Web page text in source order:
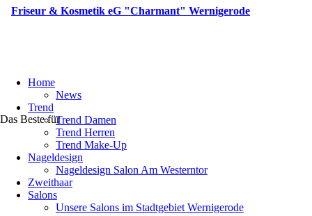
Das Beste für
Home
News
Trend
Trend Damen
Trend Herren
Trend Make-Up
Nageldesign
Nageldesign Salon Am Westerntor
Zweithaar
Salons
Unsere Salons im Stadtgebiet Wernigerode